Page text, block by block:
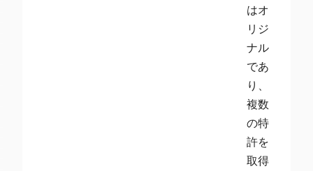
はオ
リジ
ナル
であ
り、
複数
の特
許を
取得